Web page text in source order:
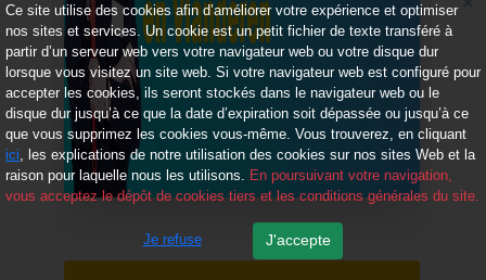
Ce site utilise des cookies afin d’améliorer votre expérience et optimiser
nos sites et services. Un cookie est un petit fichier de texte transféré à
partir d’un serveur web vers votre navigateur web ou votre disque dur
lorsque vous visitez un site web. Si votre navigateur web est configuré pour
accepter les cookies, ils seront stockés dans le navigateur web ou le
disque dur jusqu’à ce que la date d’expiration soit dépassée ou jusqu’à ce
que vous supprimez les cookies vous-même. Vous trouverez, en cliquant
ici, les explications de notre utilisation des cookies sur nos sites Web et la
raison pour laquelle nous les utilisons. En poursuivant votre navigation,
vous acceptez le dépôt de cookies tiers et les conditions générales du site.
Je refuse J'accepte